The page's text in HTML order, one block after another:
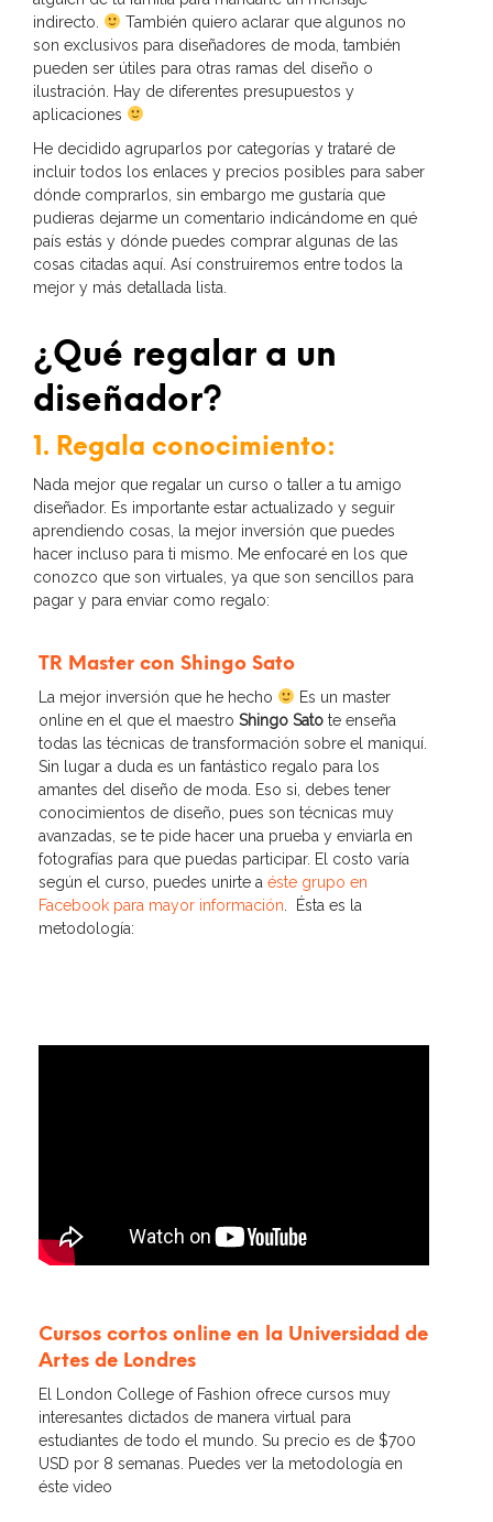
indirecto.
También quiero aclarar que algunos no
son exclusivos para diseñadores de moda, también
pueden ser útiles para otras ramas del diseño o
ilustración. Hay de diferentes presupuestos y
aplicaciones
He decidido agruparlos por categorías y trataré de
incluir todos los enlaces y precios posibles para saber
dónde comprarlos, sin embargo me gustaría que
pudieras dejarme un comentario indicándome en qué
país estás y dónde puedes comprar algunas de las
cosas citadas aquí. Así construiremos entre todos la
mejor y más detallada lista.
¿Qué regalar a un
diseñador?
1. Regala conocimiento:
Nada mejor que regalar un curso o taller a tu amigo
diseñador. Es importante estar actualizado y seguir
aprendiendo cosas, la mejor inversión que puedes
hacer incluso para ti mismo. Me enfocaré en los que
conozco que son virtuales, ya que son sencillos para
pagar y para enviar como regalo:
TR Master con Shingo Sato
La mejor inversión que he hecho
Es un master
online en el que el maestro Shingo Sato te enseña
todas las técnicas de transformación sobre el maniquí.
Sin lugar a duda es un fantástico regalo para los
amantes del diseño de moda. Eso si, debes tener
conocimientos de diseño, pues son técnicas muy
avanzadas, se te pide hacer una prueba y enviarla en
fotografías para que puedas participar. El costo varía
según el curso, puedes unirte a éste grupo en
Facebook para mayor información . Ésta es la
metodología:
Cursos cortos online en la Universidad de
Artes de Londres
El London College of Fashion ofrece cursos muy
interesantes dictados de manera virtual para
estudiantes de todo el mundo. Su precio es de $700
USD por 8 semanas. Puedes ver la metodología en
éste video